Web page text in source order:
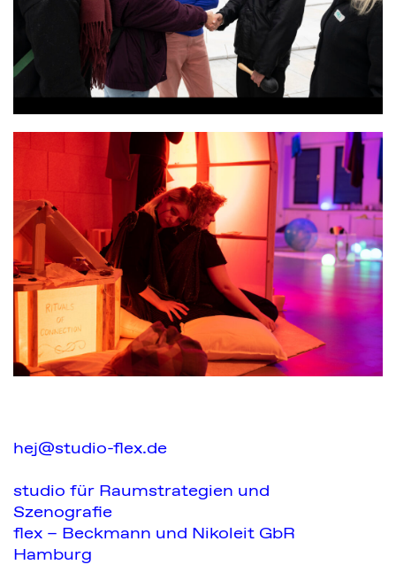
hej@studio-flex.de
studio für Raumstrategien und
Szenografie
flex – Beckmann und Nikoleit GbR
Hamburg